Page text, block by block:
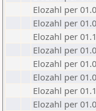
Elozahl per
Elozahl per
Elozahl per
Elozahl per
Elozahl per
Elozahl per
Elozahl per
Elozahl per